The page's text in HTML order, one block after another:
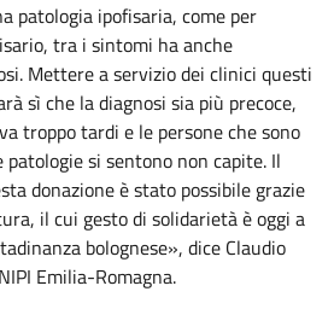
patologia ipofisaria, come per
tra i sintomi ha anche
Mettere a servizio dei clinici questi
sì che la diagnosi sia più precoce,
troppo tardi e le persone che sono
si sentono non capite. Il
donazione è stato possibile grazie
il cui gesto di solidarietà è oggi a
bolognese», dice Claudio
Emilia-Romagna.